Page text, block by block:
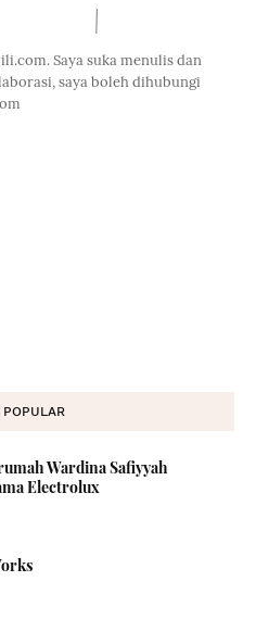
Saya suka menulis dan
saya boleh dihubungi
POPULAR
Wardina Safiyyah
Electrolux